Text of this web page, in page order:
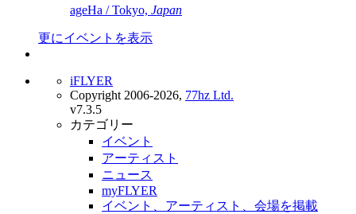
ageHa / Tokyo, Japan
更にイベントを表示
iFLYER
Copyright 2006-2026, 77hz Ltd.
v7.3.5
カテゴリー
イベント
アーティスト
ニュース
myFLYER
イベント、アーティスト、会場を掲載